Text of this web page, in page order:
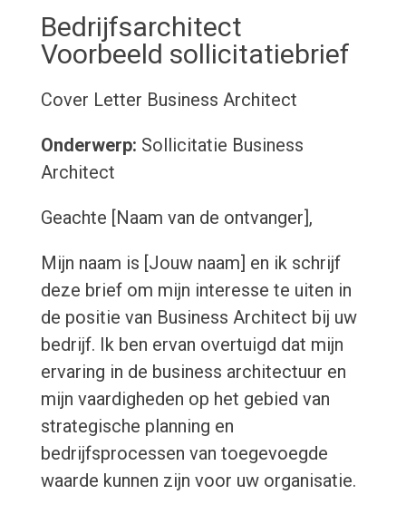
Bedrijfsarchitect
Voorbeeld sollicitatiebrief
Cover Letter Business Architect
Onderwerp: Sollicitatie Business
Architect
Geachte [Naam van de ontvanger],
Mijn naam is [Jouw naam] en ik schrijf
deze brief om mijn interesse te uiten in
de positie van Business Architect bij uw
bedrijf. Ik ben ervan overtuigd dat mijn
ervaring in de business architectuur en
mijn vaardigheden op het gebied van
strategische planning en
bedrijfsprocessen van toegevoegde
waarde kunnen zijn voor uw organisatie.